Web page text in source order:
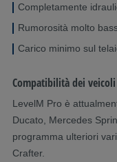
Completamente
Rumorosità molto
Carico minimo sul
Compatibilità dei veicoli
LevelM Pro è
Ducato, Mercedes
programma ulteriori
Crafter.